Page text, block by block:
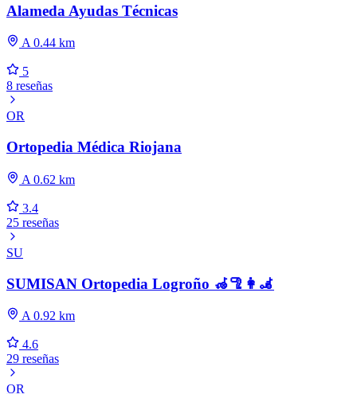
Alameda Ayudas Técnicas
A 0.44 km
5
8 reseñas
OR
Ortopedia Médica Riojana
A 0.62 km
3.4
25 reseñas
SU
SUMISAN Ortopedia Logroño 🦽🦿👩‍🦼
A 0.92 km
4.6
29 reseñas
OR